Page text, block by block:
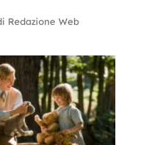
Redazione Web